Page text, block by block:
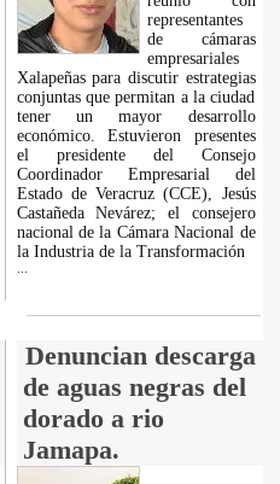
representantes
de cámaras
empresariales
Xalapeñas para discutir estrategias
conjuntas que permitan a la ciudad
tener un mayor desarrollo
económico. Estuvieron presentes
el presidente del Consejo
Coordinador Empresarial del
Estado de Veracruz (CCE), Jesús
Castañeda Nevárez; el consejero
nacional de la Cámara Nacional de
la Industria de la Transformación
Denuncian descarga
de aguas negras del
dorado a rio
Jamapa.